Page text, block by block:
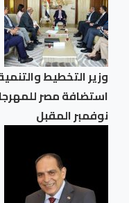
وزير التخطيط
استضافة مصر
نوفمبر المقبل